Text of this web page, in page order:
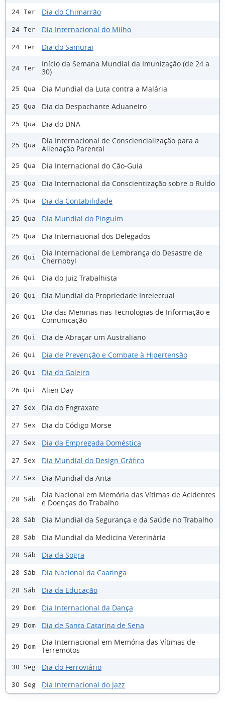
24 Ter Dia do Chimarrão
24 Ter Dia Internacional do Milho
24 Ter Dia do Samurai
24 Ter
Início da Semana Mundial da Imunização (de 24 a
30)
25 Qua Dia Mundial da Luta contra a Malária
25 Qua Dia do Despachante Aduaneiro
25 Qua Dia do DNA
25 Qua
Dia Internacional de Consciencialização para a
Alienação Parental
25 Qua Dia Internacional do Cão-Guia
25 Qua Dia Internacional da Conscientização sobre o Ruído
25 Qua Dia da Contabilidade
25 Qua Dia Mundial do Pinguim
25 Qua Dia Internacional dos Delegados
26 Qui
Dia Internacional de Lembrança do Desastre de
Chernobyl
26 Qui Dia do Juiz Trabalhista
26 Qui Dia Mundial da Propriedade Intelectual
26 Qui
Dia das Meninas nas Tecnologias de Informação e
Comunicação
26 Qui Dia de Abraçar um Australiano
26 Qui Dia de Prevenção e Combate à Hipertensão
26 Qui Dia do Goleiro
26 Qui Alien Day
27 Sex Dia do Engraxate
27 Sex Dia do Código Morse
27 Sex Dia da Empregada Doméstica
27 Sex Dia Mundial do Design Gráfico
27 Sex Dia Mundial da Anta
28 Sáb
Dia Nacional em Memória das Vítimas de Acidentes
e Doenças do Trabalho
28 Sáb Dia Mundial da Segurança e da Saúde no Trabalho
28 Sáb Dia Mundial da Medicina Veterinária
28 Sáb Dia da Sogra
28 Sáb Dia Nacional da Caatinga
28 Sáb Dia da Educação
29 Dom Dia Internacional da Dança
29 Dom Dia de Santa Catarina de Sena
29 Dom
Dia Internacional em Memória das Vítimas de
Terremotos
30 Seg Dia do Ferroviário
30 Seg Dia Internacional do Jazz